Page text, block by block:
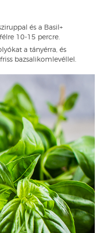
és a Basil+
10-15 percre.
a tányérra, és
bazsalikomlevéllel.